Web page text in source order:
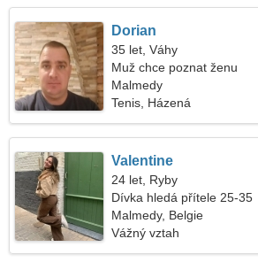
Dorian
35 let, Váhy
Muž chce poznat ženu
Malmedy
Tenis, Házená
Valentine
24 let, Ryby
Dívka hledá přítele 25-35
Malmedy, Belgie
Vážný vztah